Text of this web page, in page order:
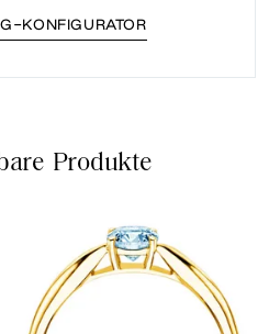
KONFIGURATOR
Produkte